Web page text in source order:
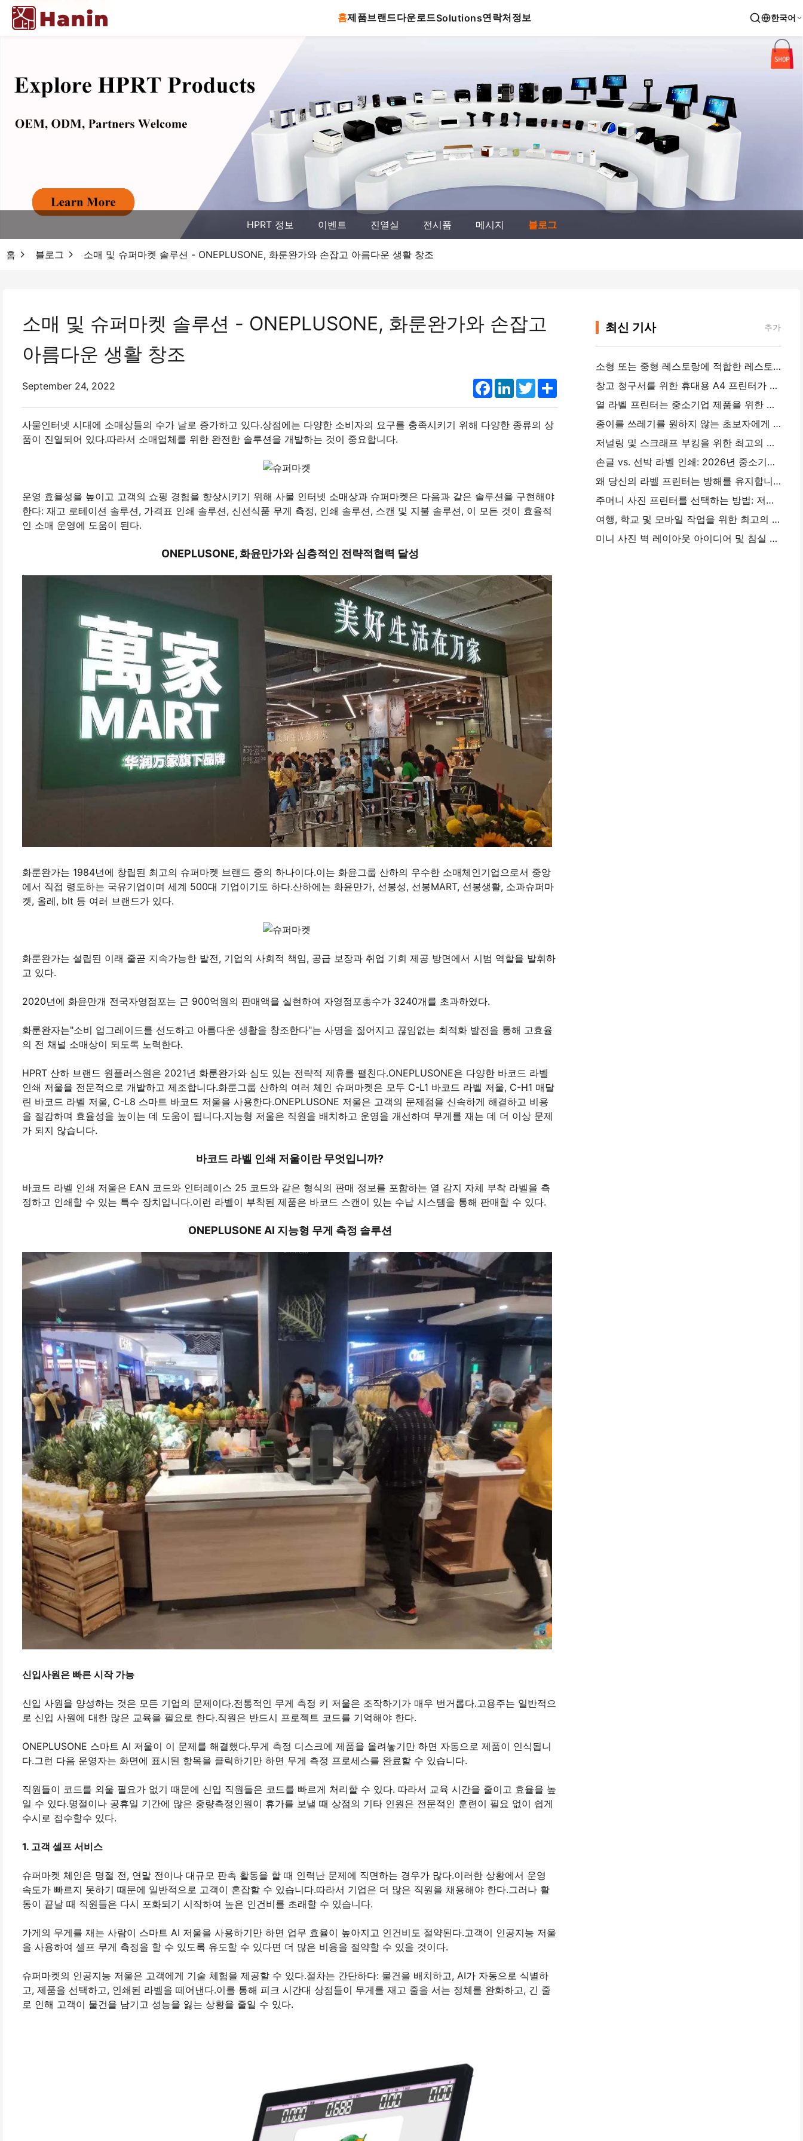
홈제품브랜드다운로드Solutions연락처 정보 한국어
HPRT 정보 이벤트 진열실 전시품 메시지 블로그
홈 블로그 소매 및 슈퍼마켓 솔루션 - ONEPLUSONE, 화룬완가와 손잡고 아름다운 생활 창조
소매 및 슈퍼마켓 솔루션 - ONEPLUSONE, 화룬완가와 손잡고
아름다운 생활 창조
September 24, 2022 Facebook
LinkedInTwitterShare
사물인터넷 시대에 소매상들의 수가 날로 증가하고 있다.상점에는 다양한 소비자의 요구를 충족시키기 위해 다양한 종류의 상
품이 진열되어 있다.따라서 소매업체를 위한 완전한 솔루션을 개발하는 것이 중요합니다.
운영 효율성을 높이고 고객의 쇼핑 경험을 향상시키기 위해 사물 인터넷 소매상과 슈퍼마켓은 다음과 같은 솔루션을 구현해야
한다: 재고 로테이션 솔루션, 가격표 인쇄 솔루션, 신선식품 무게 측정, 인쇄 솔루션, 스캔 및 지불 솔루션, 이 모든 것이 효율적
인 소매 운영에 도움이 된다.
ONEPLUSONE, 화윤만가와 심층적인 전략적협력 달성
화룬완가는 1984년에 창립된 최고의 슈퍼마켓 브랜드 중의 하나이다.이는 화윤그룹 산하의 우수한 소매체인기업으로서 중앙
에서 직접 령도하는 국유기업이며 세계 500대 기업이기도 하다.산하에는 화윤만가, 선봉성, 선봉MART, 선봉생활, 소과슈퍼마
켓, 올레, blt 등 여러 브랜드가 있다.
화룬완가는 설립된 이래 줄곧 지속가능한 발전, 기업의 사회적 책임, 공급 보장과 취업 기회 제공 방면에서 시범 역할을 발휘하
고 있다.
2020년에 화윤만개 전국자영점포는 근 900억원의 판매액을 실현하여 자영점포총수가 3240개를 초과하였다.
화룬완자는"소비 업그레이드를 선도하고 아름다운 생활을 창조한다"는 사명을 짊어지고 끊임없는 최적화 발전을 통해 고효율
의 전 채널 소매상이 되도록 노력한다.
HPRT 산하 브랜드 원플러스원은 2021년 화룬완가와 심도 있는 전략적 제휴를 펼친다.ONEPLUSONE은 다양한 바코드 라벨
인쇄 저울을 전문적으로 개발하고 제조합니다.화룬그룹 산하의 여러 체인 슈퍼마켓은 모두 C-L1 바코드 라벨 저울, C-H1 매달
린 바코드 라벨 저울, C-L8 스마트 바코드 저울을 사용한다.ONEPLUSONE 저울은 고객의 문제점을 신속하게 해결하고 비용
을 절감하며 효율성을 높이는 데 도움이 됩니다.지능형 저울은 직원을 배치하고 운영을 개선하며 무게를 재는 데 더 이상 문제
가 되지 않습니다.
바코드 라벨 인쇄 저울이란 무엇입니까?
바코드 라벨 인쇄 저울은 EAN 코드와 인터레이스 25 코드와 같은 형식의 판매 정보를 포함하는 열 감지 자체 부착 라벨을 측
정하고 인쇄할 수 있는 특수 장치입니다.이런 라벨이 부착된 제품은 바코드 스캔이 있는 수납 시스템을 통해 판매할 수 있다.
ONEPLUSONE AI 지능형 무게 측정 솔루션
신입사원은 빠른 시작 가능
신입 사원을 양성하는 것은 모든 기업의 문제이다.전통적인 무게 측정 키 저울은 조작하기가 매우 번거롭다.고용주는 일반적으
로 신입 사원에 대한 많은 교육을 필요로 한다.직원은 반드시 프로젝트 코드를 기억해야 한다.
ONEPLUSONE 스마트 AI 저울이 이 문제를 해결했다.무게 측정 디스크에 제품을 올려놓기만 하면 자동으로 제품이 인식됩니
다.그런 다음 운영자는 화면에 표시된 항목을 클릭하기만 하면 무게 측정 프로세스를 완료할 수 있습니다.
직원들이 코드를 외울 필요가 없기 때문에 신입 직원들은 코드를 빠르게 처리할 수 있다. 따라서 교육 시간을 줄이고 효율을 높
일 수 있다.명절이나 공휴일 기간에 많은 중량측정인원이 휴가를 보낼 때 상점의 기타 인원은 전문적인 훈련이 필요 없이 쉽게
수시로 접수할수 있다.
1. 고객 셀프 서비스
슈퍼마켓 체인은 명절 전, 연말 전이나 대규모 판촉 활동을 할 때 인력난 문제에 직면하는 경우가 많다.이러한 상황에서 운영
속도가 빠르지 못하기 때문에 일반적으로 고객이 혼잡할 수 있습니다.따라서 기업은 더 많은 직원을 채용해야 한다.그러나 활
동이 끝날 때 직원들은 다시 포화되기 시작하여 높은 인건비를 초래할 수 있습니다.
가게의 무게를 재는 사람이 스마트 AI 저울을 사용하기만 하면 업무 효율이 높아지고 인건비도 절약된다.고객이 인공지능 저울
을 사용하여 셀프 무게 측정을 할 수 있도록 유도할 수 있다면 더 많은 비용을 절약할 수 있을 것이다.
슈퍼마켓의 인공지능 저울은 고객에게 기술 체험을 제공할 수 있다.절차는 간단하다: 물건을 배치하고, AI가 자동으로 식별하
고, 제품을 선택하고, 인쇄된 라벨을 떼어낸다.이를 통해 피크 시간대 상점들이 무게를 재고 줄을 서는 정체를 완화하고, 긴 줄
로 인해 고객이 물건을 남기고 성능을 잃는 상황을 줄일 수 있다.
최신 기사 추가
소형 또는 중형 레스토랑에 적합한 레스토랑 소프트웨어를 선택하는 방법
창고 청구서를 위한 휴대용 A4 프린터가 필요합니까?실제로 작동하는 것
열 라벨 프린터는 중소기업 제품을 위한 방수 라벨을 만들 수 있습니까?
종이를 쓰레기를 원하지 않는 초보자에게 최고의 인스턴트 카메라
저널링 및 스크래프 부킹을 위한 최고의 색상 라벨 메이커: 모든 페이지에 더 많은 색상을 추가
손글 vs. 선박 라벨 인쇄: 2026년 중소기업을 위한 팁
왜 당신의 라벨 프린터는 방해를 유지합니까?
주머니 사진 프린터를 선택하는 방법: 저널링, 여행 및 iPhone 사용자를 위한 완전한 가이드
여행, 학교 및 모바일 작업을 위한 최고의 잉크리스 휴대용 프린터: Hanin MT620 Pro 리뷰
미니 사진 벽 레이아웃 아이디어 및 침실 및 기숙사 장식에 대한 팁